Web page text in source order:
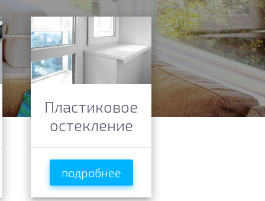
Пластиковое
остекление
подробнее